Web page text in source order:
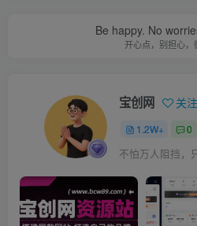
Be happy. No
开心点，别担心，
宝创网 关注
1.2W+ 0
不怕万人阻挡，